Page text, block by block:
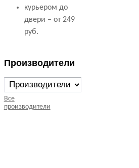
курьером до
двери – от 249
руб.
Производители
Все
производители